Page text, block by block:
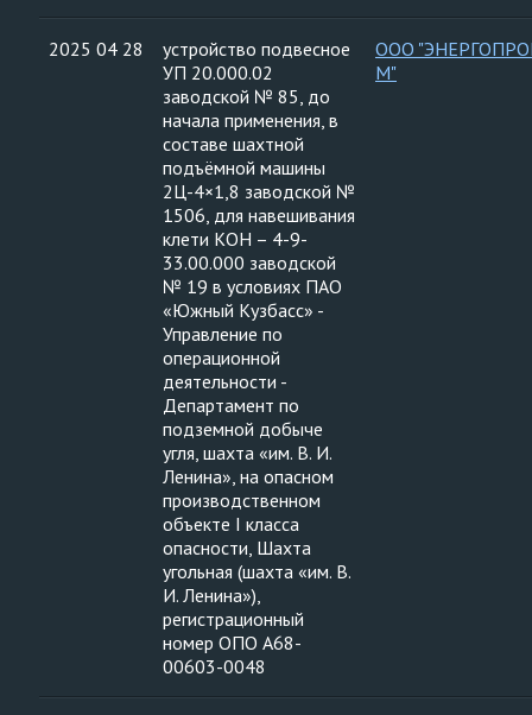
2025 04 28
устройство подвесное
УП 20.000.02
заводской № 85, до
начала применения, в
составе шахтной
подъёмной машины
2Ц-4×1,8 заводской №
1506, для навешивания
клети КОН – 4-9-
33.00.000 заводской
№ 19 в условиях ПАО
«Южный Кузбасс» -
Управление по
операционной
деятельности -
Департамент по
подземной добыче
угля, шахта «им. В. И.
Ленина», на опасном
производственном
объекте I класса
опасности, Шахта
угольная (шахта «им. В.
И. Ленина»),
регистрационный
номер ОПО А68-
00603-0048
ООО
М"